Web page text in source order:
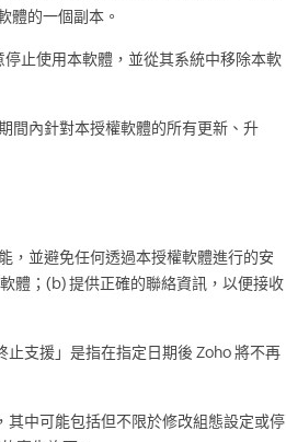
體的一個副本。
止使用本軟體，並從其系統中移除本軟
間內針對本授權軟體的所有更新、升
，並避免任何透過本授權軟體進行的安
體；(b) 提供正確的聯絡資訊，以便接收
支援」是指在指定日期後 Zoho 將不再
中可能包括但不限於修改組態設定或停